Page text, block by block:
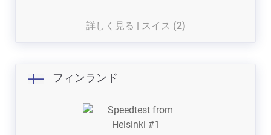
詳しく見る | スイス (2)
フィンランド